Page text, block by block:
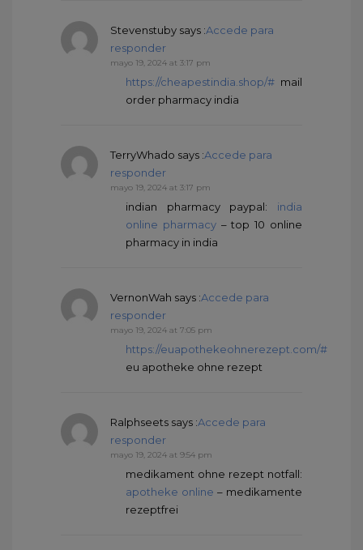
Stevenstuby says :Accede para
responder
mayo 19, 2024 at 3:17 pm
https://cheapestindia.shop/# mail
order pharmacy india
TerryWhado says :Accede para
responder
mayo 19, 2024 at 3:17 pm
indian pharmacy paypal: india
online pharmacy– top 10 online
pharmacy in india
VernonWah says :Accede para
responder
mayo 19, 2024 at 7:05 pm
https://euapothekeohnerezept.com/#
eu apotheke ohne rezept
Ralphseets says :Accede para
responder
mayo 19, 2024 at 9:54 pm
medikament ohne rezept notfall:
apotheke online – medikamente
rezeptfrei